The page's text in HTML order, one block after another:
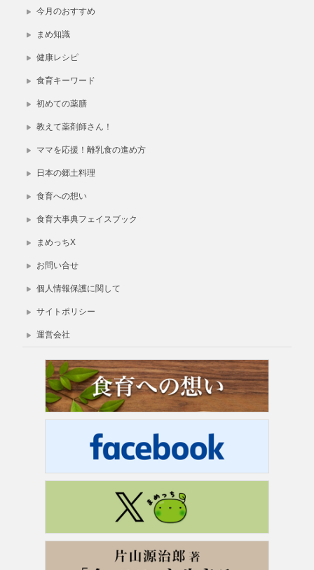
今月のおすすめ
まめ知識
健康レシピ
食育キーワード
初めての薬膳
教えて薬剤師さん！
ママを応援！離乳食の進め方
日本の郷土料理
食育への想い
食育大事典フェイスブック
まめっちX
お問い合せ
個人情報保護に関して
サイトポリシー
運営会社